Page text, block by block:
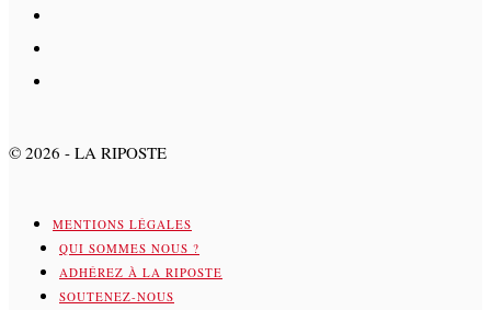
© 2026 - LA RIPOSTE
MENTIONS LÉGALES
QUI SOMMES NOUS ?
ADHÉREZ À LA RIPOSTE
SOUTENEZ-NOUS